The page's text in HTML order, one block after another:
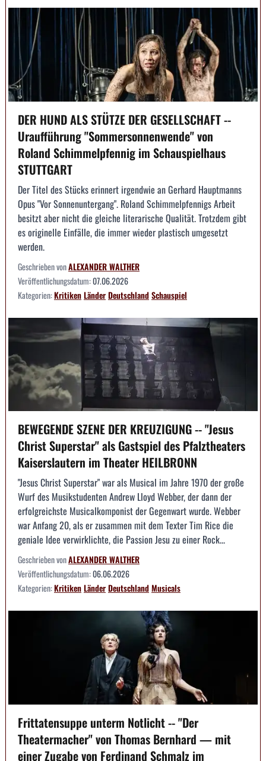
DER HUND ALS STÜTZE DER GESELLSCHAFT --
Uraufführung "Sommersonnenwende" von
Roland Schimmelpfennig im Schauspielhaus
STUTTGART
Der Titel des Stücks erinnert irgendwie an Gerhard Hauptmanns
Opus "Vor Sonnenuntergang". Roland Schimmelpfennigs Arbeit
besitzt aber nicht die gleiche literarische Qualität. Trotzdem gibt
es originelle Einfälle, die immer wieder plastisch umgesetzt
werden.
Geschrieben vonALEXANDER WALTHER
Veröffentlichungsdatum:07.06.2026
Kategorien:KritikenLänderDeutschlandSchauspiel
BEWEGENDE SZENE DER KREUZIGUNG -- "Jesus
Christ Superstar" als Gastspiel des Pfalztheaters
Kaiserslautern im Theater HEILBRONN
"Jesus Christ Superstar" war als Musical im Jahre 1970 der große
Wurf des Musikstudenten Andrew Lloyd Webber, der dann der
erfolgreichste Musicalkomponist der Gegenwart wurde. Webber
war Anfang 20, als er zusammen mit dem Texter Tim Rice die
geniale Idee verwirklichte, die Passion Jesu zu einer Rock...
Geschrieben vonALEXANDER WALTHER
Veröffentlichungsdatum:06.06.2026
Kategorien:KritikenLänderDeutschlandMusicals
Frittatensuppe unterm Notlicht -- "Der
Theatermacher" von Thomas Bernhard — mit
einer Zugabe von Ferdinand Schmalz im